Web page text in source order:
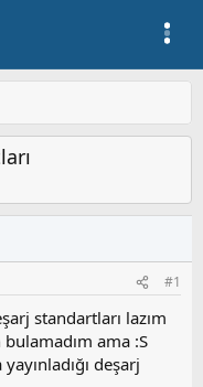
#1
standartları lazım
ama :S
deşarj